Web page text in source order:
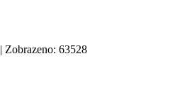
| Zobrazeno: 63528